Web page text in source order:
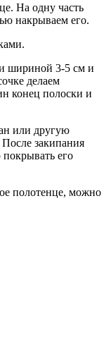
На одну часть
накрываем его.
шириной 3-5 см и
делаем
конец полоски и
или другую
закипания
его
полотенце, можно